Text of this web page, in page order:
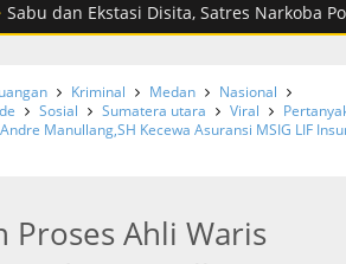
Ekstasi Disita, Satres Narkoba Polres
Kriminal Medan
Nasional
Sosial Sumatera utara Viral
Manullang,SH Kecewa Asuransi MSIG LIF
Proses Ahli Waris